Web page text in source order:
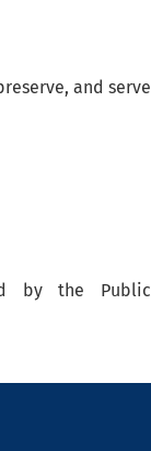
and serve
by the Public